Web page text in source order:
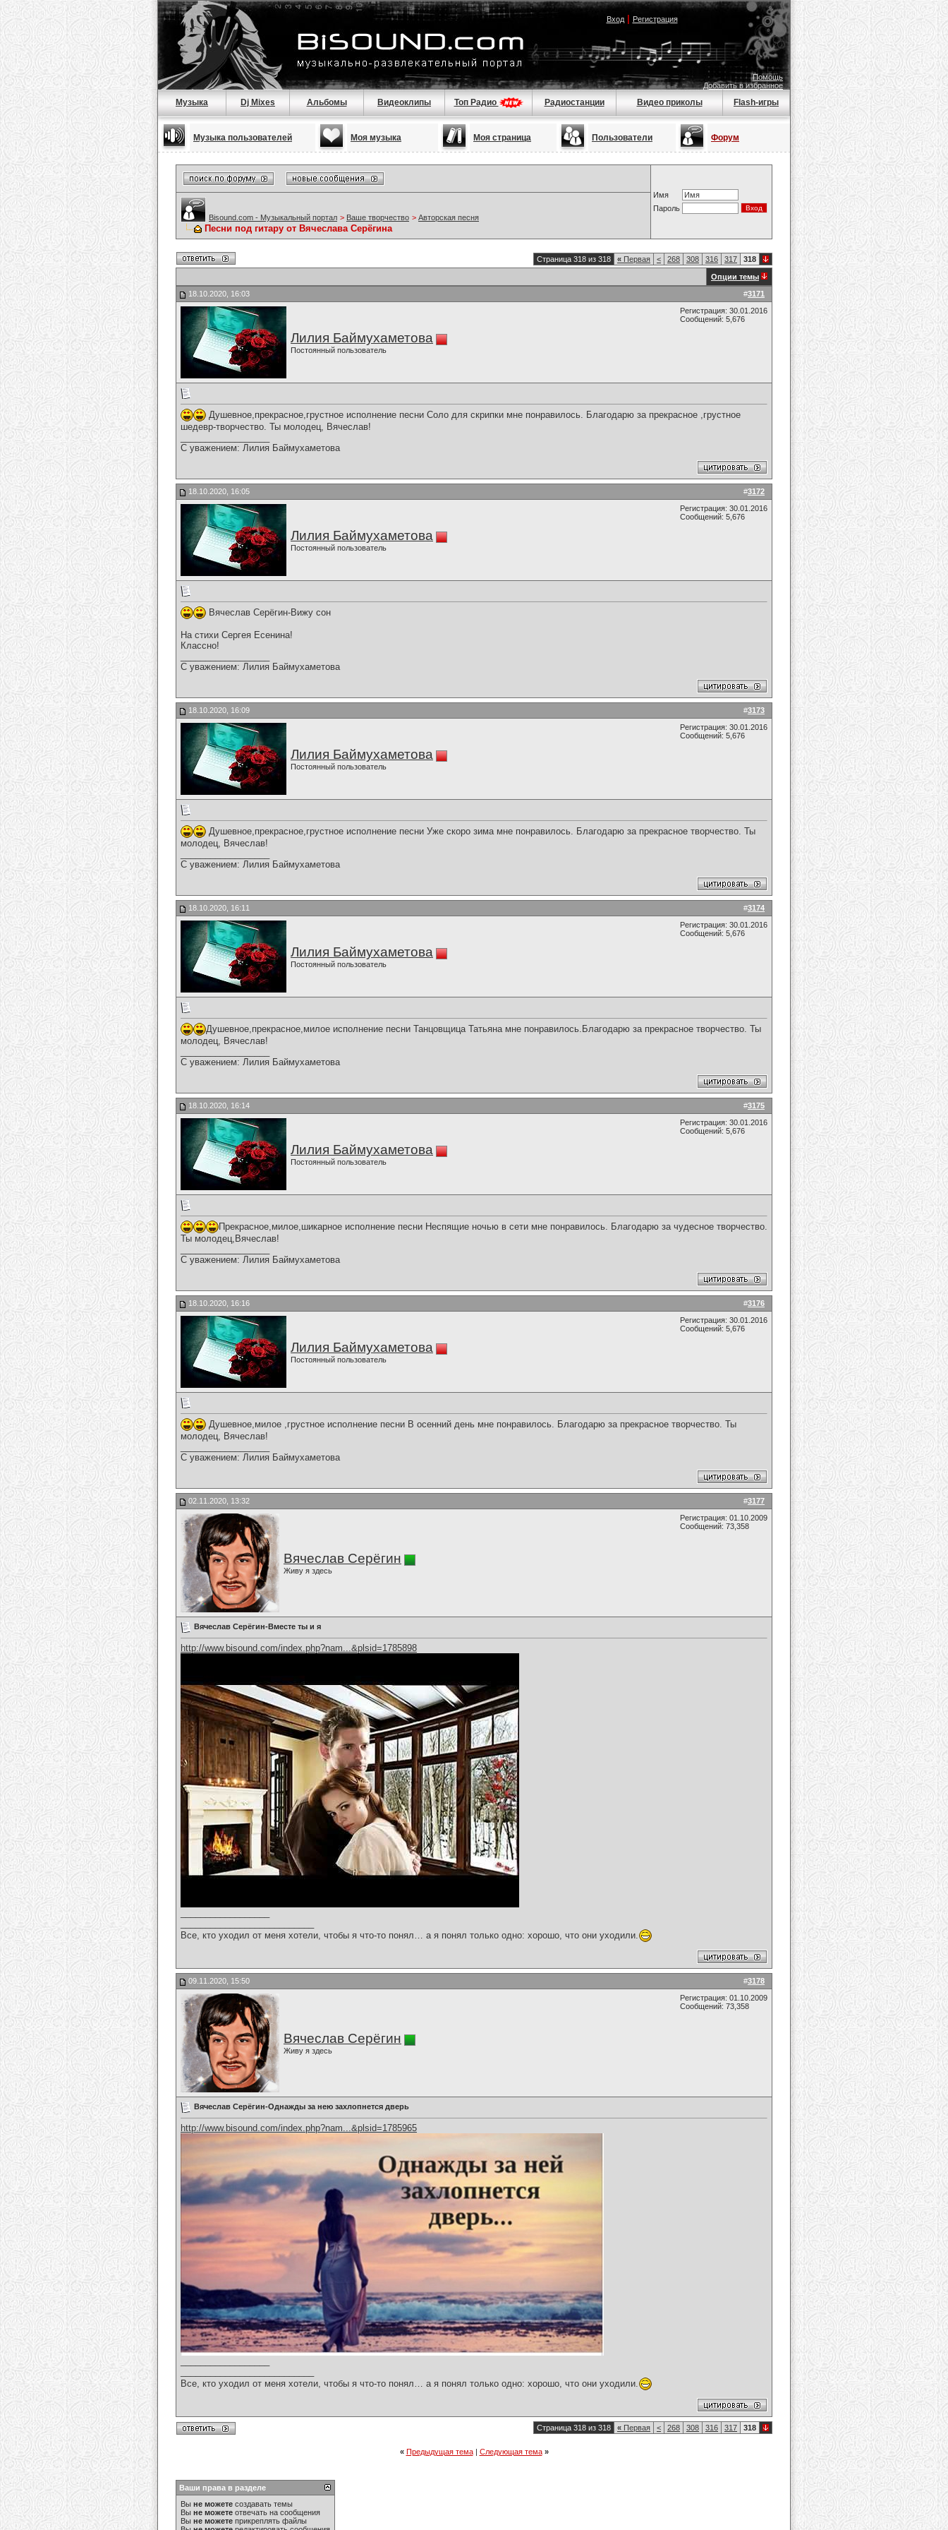
Вход| Регистрация
Помощь
Добавить в избранное
Музыка Dj Mixes Альбомы Видеоклипы Топ Радио Радиостанции Видео приколы Flash-игры
Музыка пользователей Моя музыка Моя страница Пользователи Форум
Имя
Пароль
Bisound.com - Музыкальный портал > Ваше творчество > Авторская песня
Песни под гитару от Вячеслава Серёгина
Страница 318 из 318 « Первая < 268 308 316 317 318
Опции темы
#3171
18.10.2020, 16:03
Лилия Баймухаметова
Постоянный пользователь
Регистрация: 30.01.2016
Сообщений: 5,676
Душевное,прекрасное,грустное исполнение песни Соло для скрипки мне понравилось. Благодарю за прекрасное ,грустное
шедевр-творчество. Ты молодец, Вячеслав!
С уважением: Лилия Баймухаметова
#3172
18.10.2020, 16:05
Лилия Баймухаметова
Постоянный пользователь
Регистрация: 30.01.2016
Сообщений: 5,676
Вячеслав Серёгин-Вижу сон
На стихи Сергея Есенина!
Классно!
С уважением: Лилия Баймухаметова
#3173
18.10.2020, 16:09
Лилия Баймухаметова
Постоянный пользователь
Регистрация: 30.01.2016
Сообщений: 5,676
Душевное,прекрасное,грустное исполнение песни Уже скоро зима мне понравилось. Благодарю за прекрасное творчество. Ты
молодец, Вячеслав!
С уважением: Лилия Баймухаметова
#3174
18.10.2020, 16:11
Лилия Баймухаметова
Постоянный пользователь
Регистрация: 30.01.2016
Сообщений: 5,676
Душевное,прекрасное,милое исполнение песни Танцовщица Татьяна мне понравилось.Благодарю за прекрасное творчество. Ты
молодец, Вячеслав!
С уважением: Лилия Баймухаметова
#3175
18.10.2020, 16:14
Лилия Баймухаметова
Постоянный пользователь
Регистрация: 30.01.2016
Сообщений: 5,676
Прекрасное,милое,шикарное исполнение песни Неспящие ночью в сети мне понравилось. Благодарю за чудесное творчество.
Ты молодец,Вячеслав!
С уважением: Лилия Баймухаметова
#3176
18.10.2020, 16:16
Лилия Баймухаметова
Постоянный пользователь
Регистрация: 30.01.2016
Сообщений: 5,676
Душевное,милое ,грустное исполнение песни В осенний день мне понравилось. Благодарю за прекрасное творчество. Ты
молодец, Вячеслав!
С уважением: Лилия Баймухаметова
#3177
02.11.2020, 13:32
Вячеслав Серёгин
Живу я здесь
Регистрация: 01.10.2009
Сообщений: 73,358
Вячеслав Серёгин-Вместе ты и я
http://www.bisound.com/index.php?nam...&plsid=1785898
Все, кто уходил от меня хотели, чтобы я что-то понял… а я понял только одно: хорошо, что они уходили.
#3178
09.11.2020, 15:50
Вячеслав Серёгин
Живу я здесь
Регистрация: 01.10.2009
Сообщений: 73,358
Вячеслав Серёгин-Однажды за нею захлопнется дверь
http://www.bisound.com/index.php?nam...&plsid=1785965
Все, кто уходил от меня хотели, чтобы я что-то понял… а я понял только одно: хорошо, что они уходили.
Страница 318 из 318 « Первая < 268 308 316 317 318
« Предыдущая тема| Следующая тема »
Ваши права в разделе
Вы не можете создавать темы
Вы не можете отвечать на сообщения
Вы не можете прикреплять файлы